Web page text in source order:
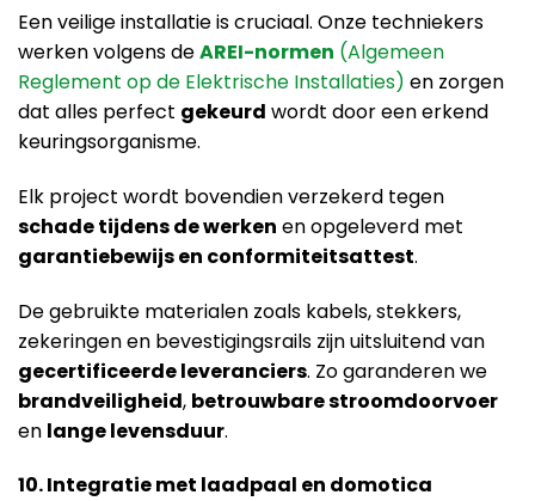
Een veilige installatie is cruciaal. Onze techniekers
werken volgens deAREI-normen (Algemeen
Reglement op de Elektrische Installaties) en zorgen
dat alles perfect gekeurd wordt door een erkend
keuringsorganisme.
Elk project wordt bovendien verzekerd tegen
schade tijdens de werken en opgeleverd met
garantiebewijs en conformiteitsattest.
De gebruikte materialen zoals kabels, stekkers,
zekeringen en bevestigingsrails zijn uitsluitend van
gecertificeerde leveranciers. Zo garanderen we
brandveiligheid, betrouwbare stroomdoorvoer
en lange levensduur.
10. Integratie met laadpaal en domotica